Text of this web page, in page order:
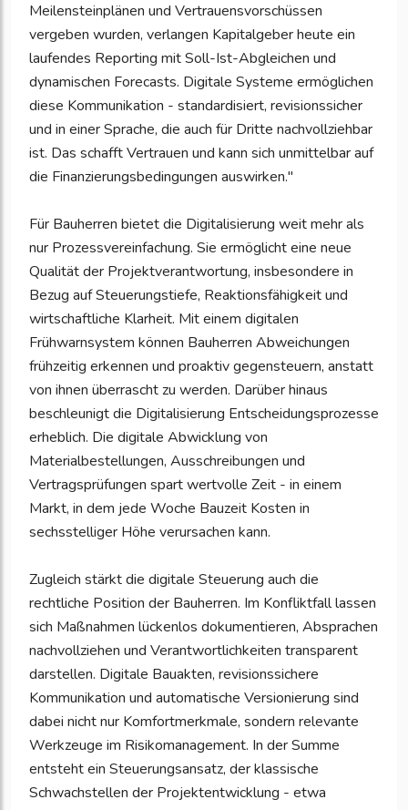
Meilensteinplänen und Vertrauensvorschüssen
vergeben wurden, verlangen Kapitalgeber heute ein
laufendes Reporting mit Soll-Ist-Abgleichen und
dynamischen Forecasts. Digitale Systeme ermöglichen
diese Kommunikation - standardisiert, revisionssicher
und in einer Sprache, die auch für Dritte nachvollziehbar
ist. Das schafft Vertrauen und kann sich unmittelbar auf
die Finanzierungsbedingungen auswirken."
Für Bauherren bietet die Digitalisierung weit mehr als
nur Prozessvereinfachung. Sie ermöglicht eine neue
Qualität der Projektverantwortung, insbesondere in
Bezug auf Steuerungstiefe, Reaktionsfähigkeit und
wirtschaftliche Klarheit. Mit einem digitalen
Frühwarnsystem können Bauherren Abweichungen
frühzeitig erkennen und proaktiv gegensteuern, anstatt
von ihnen überrascht zu werden. Darüber hinaus
beschleunigt die Digitalisierung Entscheidungsprozesse
erheblich. Die digitale Abwicklung von
Materialbestellungen, Ausschreibungen und
Vertragsprüfungen spart wertvolle Zeit - in einem
Markt, in dem jede Woche Bauzeit Kosten in
sechsstelliger Höhe verursachen kann.
Zugleich stärkt die digitale Steuerung auch die
rechtliche Position der Bauherren. Im Konfliktfall lassen
sich Maßnahmen lückenlos dokumentieren, Absprachen
nachvollziehen und Verantwortlichkeiten transparent
darstellen. Digitale Bauakten, revisionssichere
Kommunikation und automatische Versionierung sind
dabei nicht nur Komfortmerkmale, sondern relevante
Werkzeuge im Risikomanagement. In der Summe
entsteht ein Steuerungsansatz, der klassische
Schwachstellen der Projektentwicklung - etwa